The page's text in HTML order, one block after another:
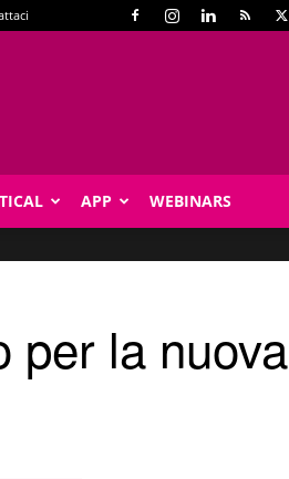
APP WEBINARS
per la nuova